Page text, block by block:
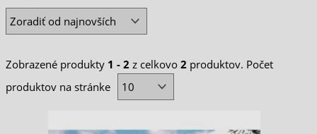
Zobrazené produkty 1 - 2 z celkovo 2 produktov. Počet
produktov na stránke